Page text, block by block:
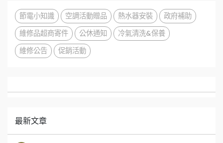
節電小知識 空調活動贈品 熱水器安裝
政府補助
維修品超商寄件
公休通知
冷氣清洗&保養
維修公告
促銷活動
最新文章